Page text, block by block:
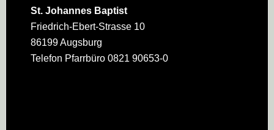
St. Johannes Baptist
Friedrich-Ebert-Strasse 10
86199 Augsburg
Telefon Pfarrbüro 0821 90653-0